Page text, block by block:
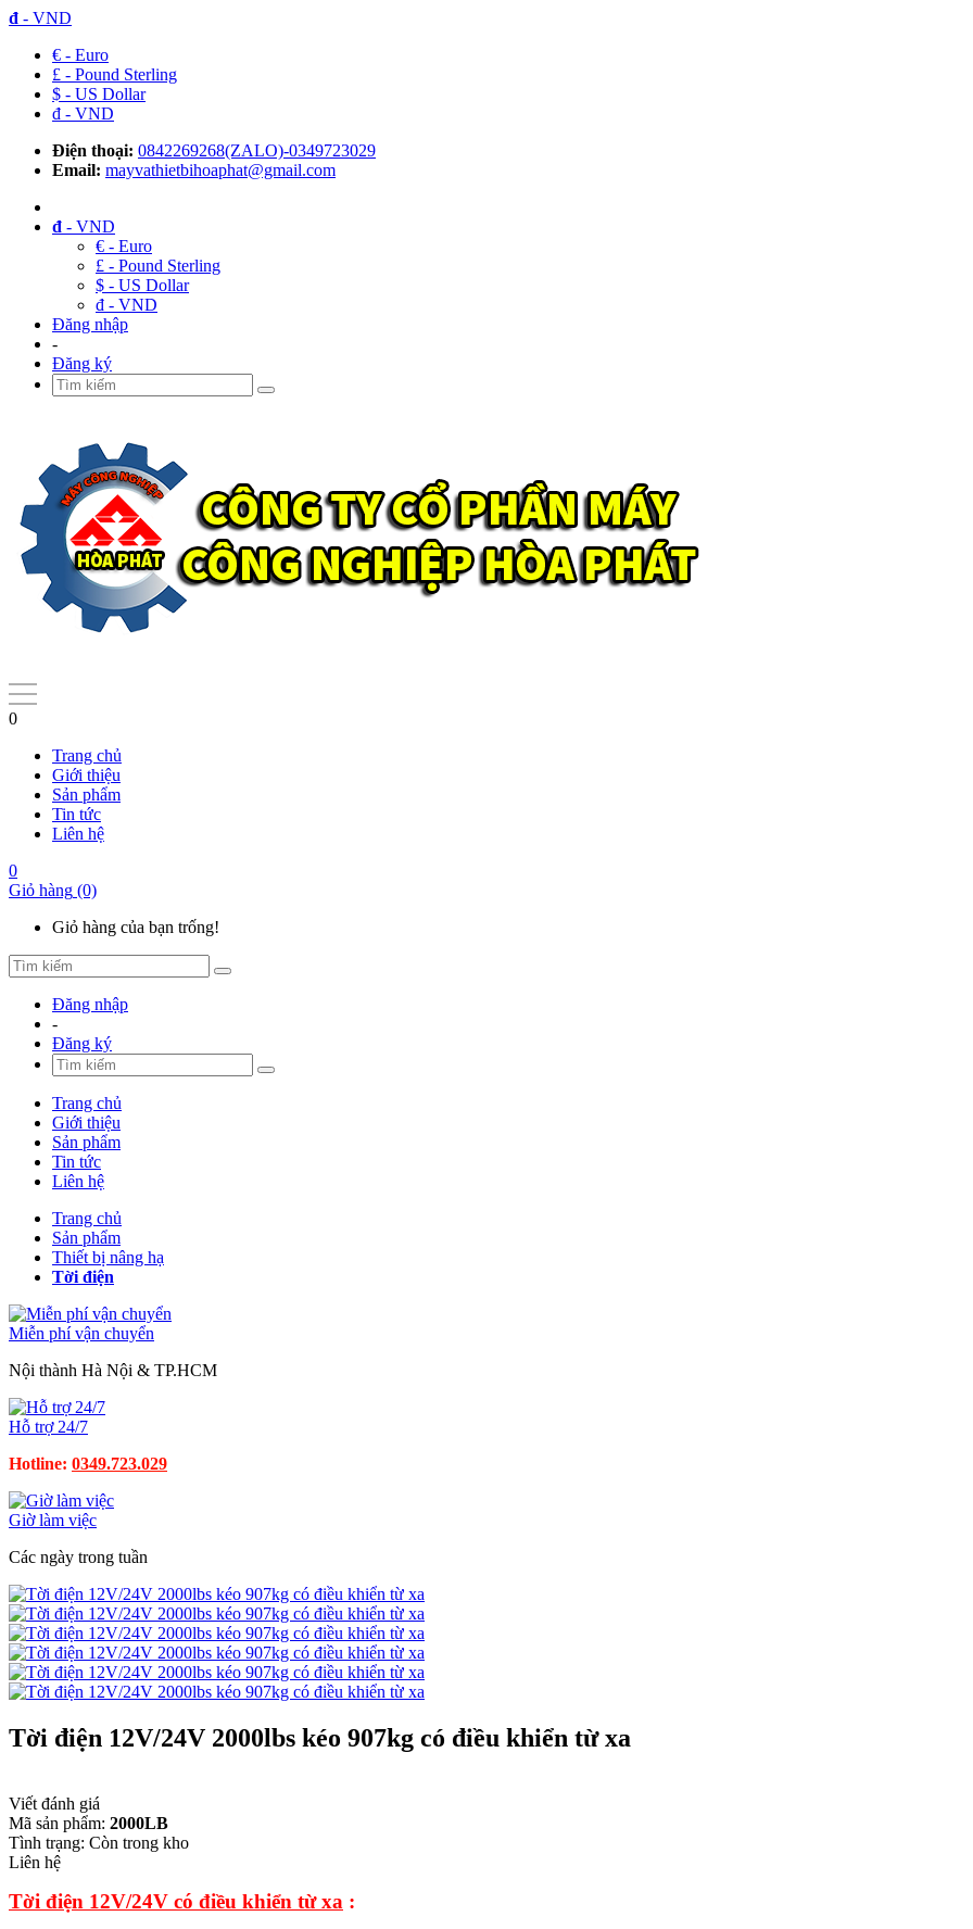
đ - VND
€ - Euro
£ - Pound Sterling
$ - US Dollar
đ - VND
Điện thoại: 0842269268(ZALO)-0349723029
Email: mayvathietbihoaphat@gmail.com
đ - VND
€ - Euro
£ - Pound Sterling
$ - US Dollar
đ - VND
Đăng nhập
-
Đăng ký
0
Trang chủ
Giới thiệu
Sản phẩm
Tin tức
Liên hệ
0
Giỏ hàng (0)
Giỏ hàng của bạn trống!
Đăng nhập
-
Đăng ký
Trang chủ
Giới thiệu
Sản phẩm
Tin tức
Liên hệ
Trang chủ
Sản phẩm
Thiết bị nâng hạ
Tời điện
Miễn phí vận chuyển
Nội thành Hà Nội & TP.HCM
Hỗ trợ 24/7
Hotline: 0349.723.029
Giờ làm việc
Các ngày trong tuần
Tời điện 12V/24V 2000lbs kéo 907kg có điều khiển từ xa
Viết đánh giá
Mã sản phẩm: 2000LB
Tình trạng: Còn trong kho
Liên hệ
Tời điện 12V/24V có điều khiển từ xa :